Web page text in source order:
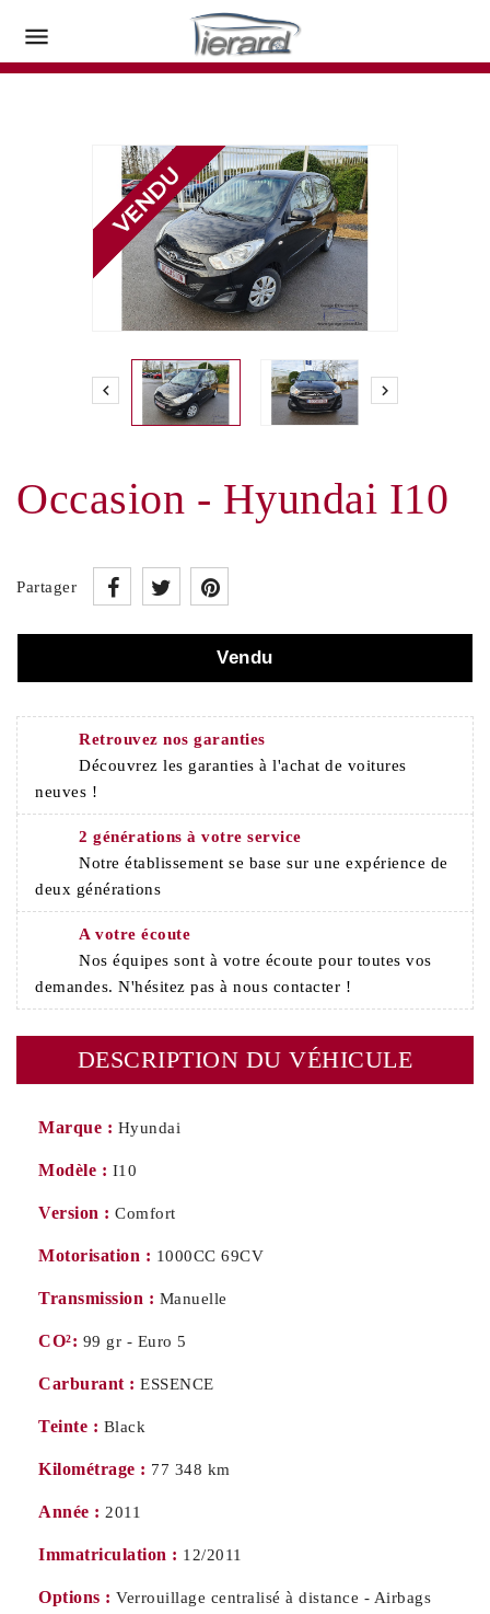

 
Occasion - Hyundai I10
Partager
Vendu
Retrouvez nos garanties
Découvrez les garanties à l'achat de voitures
neuves !
2 générations à votre service
Notre établissement se base sur une expérience de
deux générations
A votre écoute
Nos équipes sont à votre écoute pour toutes vos
demandes. N'hésitez pas à nous contacter !
DESCRIPTION DU VÉHICULE
Marque : Hyundai
Modèle : I10
Version : Comfort
Motorisation : 1000CC 69CV
Transmission : Manuelle
CO²: 99 gr - Euro 5
Carburant : ESSENCE
Teinte : Black
Kilométrage : 77 348 km
Année : 2011
Immatriculation : 12/2011
Options : Verrouillage centralisé à distance - Airbags